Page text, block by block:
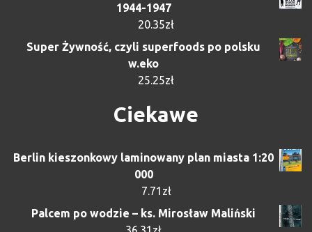
1944-1947
20.35zł
Super Żywność, czyli superfoods po polsku
w.eko
25.25zł
Ciekawe
Berlin kieszonkowy laminowany plan miasta 1:20
000
7.71 zł
Palcem po wodzie – ks. Mirosław Maliński